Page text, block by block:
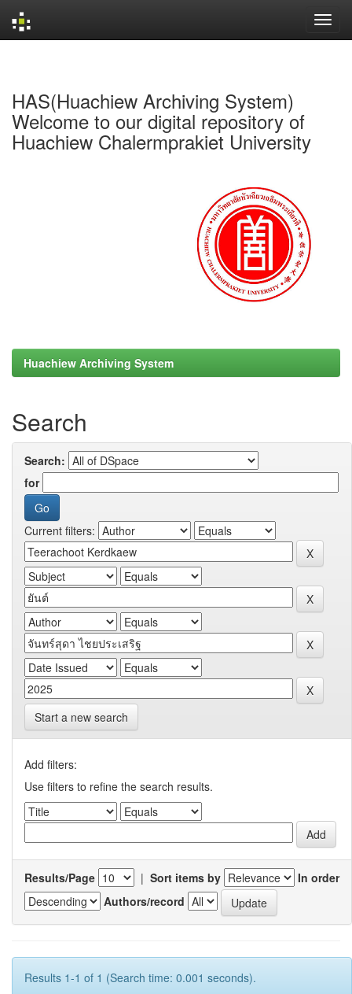
HAS(Huachiew Archiving System)
Welcome to our digital repository of
Huachiew Chalermprakiet University
Huachiew Archiving System
Search
Search:
for
Current filters:
Start a new search
Add filters:
Use filters to refine the search results.
Results/Page | Sort items by
In order
Authors/record
Results 1-1 of 1 (Search time: 0.001 seconds).